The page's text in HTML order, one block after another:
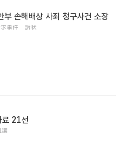
손해배상 사죄 청구사건 소장
求事件 訴状
료 21선
選